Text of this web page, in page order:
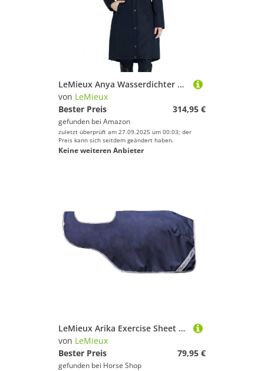
LeMieux Anya Wasserdichter Damenreitmantel, Marineblau
von LeMieux
Bester Preis
314,95 €
gefunden bei Amazon
zuletzt überprüft am 27.09.2025 um 00:03; der
Preis kann sich seitdem geändert haben.
Keine weiteren Anbieter
LeMieux Arika Exercise Sheet Ausreitdecke
von LeMieux
Bester Preis
79,95 €
gefunden bei Horse Shop